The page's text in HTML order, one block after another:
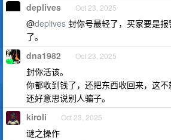
deplives Oct 23, 2025
@deplives 封你号最轻了，买家要是
了。
dna1982 Oct 23, 2025
封你活该。
你都收到钱了，还把东西收回来，这不
还好意思说别人骗子。
kiroli Oct 23, 2025
谜之操作